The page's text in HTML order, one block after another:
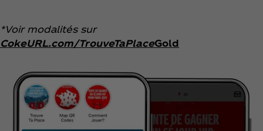
*Voir modalités sur
CokeURL.com/TrouveTaPlaceGold